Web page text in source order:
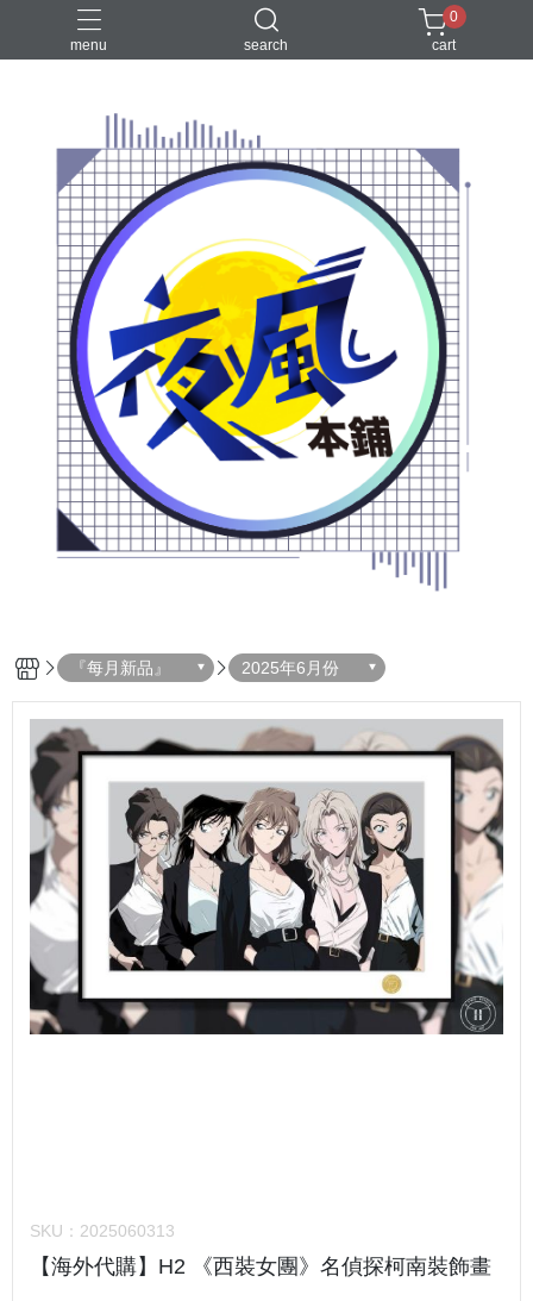
menu search
0
cart
『每月新品』 2025年6月份
SKU： 2025060313
【海外代購】H2 《西裝女團》名偵探柯南裝飾畫